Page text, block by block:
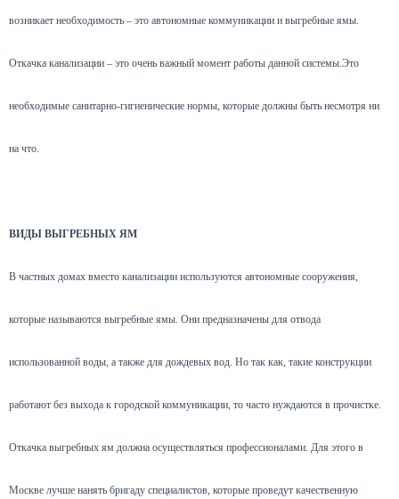
возникает необходимость – это автономные коммуникации и выгребные ямы.
Откачка канализации – это очень важный момент работы данной системы.Это
необходимые санитарно-гигиенические нормы, которые должны быть несмотря ни
на что.
ВИДЫ ВЫГРЕБНЫХ ЯМ
В частных домах вместо канализации используются автономные сооружения,
которые называются выгребные ямы. Они предназначены для отвода
использованной воды, а также для дождевых вод. Но так как, такие конструкции
работают без выхода к городской коммуникации, то часто нуждаются в прочистке.
Откачка выгребных ям должна осуществляться профессионалами. Для этого в
Москве лучше нанять бригаду специалистов, которые проведут качественную